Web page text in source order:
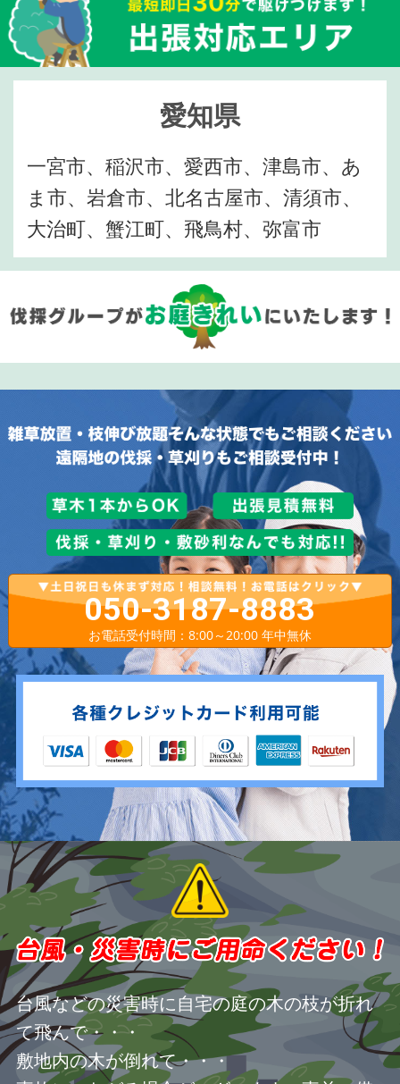
愛知県
一宮市、稲沢市、愛西市、津島市、あ
ま市、岩倉市、北名古屋市、清須市、
大治町、蟹江町、飛鳥村、弥富市
050-3187-8883
お電話受付時間：8:00～20:00 年中無休
台風などの災害時に自宅の庭の木の枝が折れ
て飛んで・・・
敷地内の木が倒れて・・・